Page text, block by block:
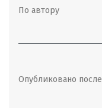
По автору
Опубликовано после